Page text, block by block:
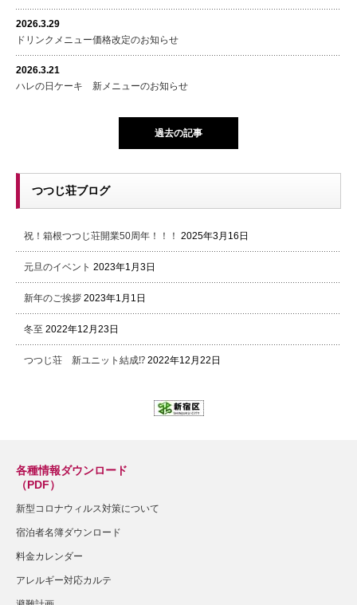
2026.3.29
ドリンクメニュー価格改定のお知らせ
2026.3.21
ハレの日ケーキ 新メニューのお知らせ
過去の記事
つつじ荘ブログ
祝！箱根つつじ荘開業50周年！！！ 2025年3月16日
元旦のイベント 2023年1月3日
新年のご挨拶 2023年1月1日
冬至 2022年12月23日
つつじ荘 新ユニット結成⁉ 2022年12月22日
各種情報ダウンロード
（PDF）
新型コロナウィルス対策について
宿泊者名簿ダウンロード
料金カレンダー
アレルギー対応カルテ